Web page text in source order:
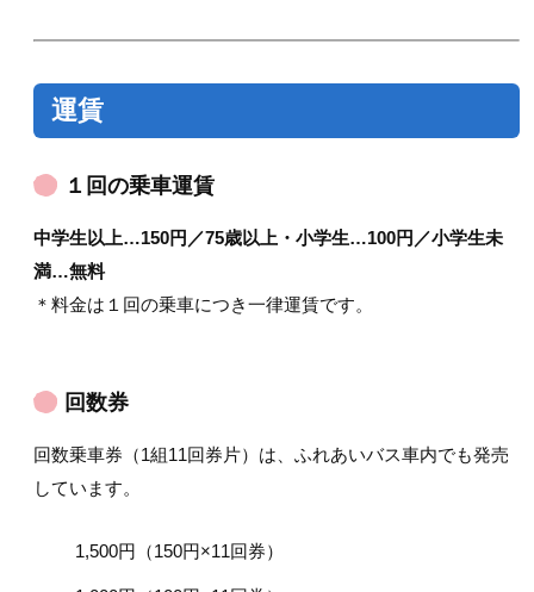
運賃
１回の乗車運賃
中学生以上…150円／75歳以上・小学生…100円／小学生未
満…無料
＊料金は１回の乗車につき一律運賃です。
回数券
回数乗車券（1組11回券片）は、ふれあいバス車内でも発売
しています。
1,500円（150円×11回券）